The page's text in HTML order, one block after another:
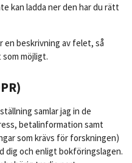
kan ladda ner den har du rätt
en beskrivning av felet, så
möjligt.
samlar jag in de
betalinformation samt
som krävs för forskningen)
dig och enligt bokföringslagen.